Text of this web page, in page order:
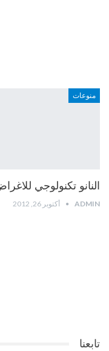
منوعات
النانو تكنولوجي
ADMIN أكتوبر 26, 2012
تابعنا